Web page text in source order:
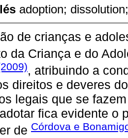
adoption;
de crianças e
da Criança e do
, atribuindo a
direitos e deveres
legais que se
fica evidente o
de Córdova e